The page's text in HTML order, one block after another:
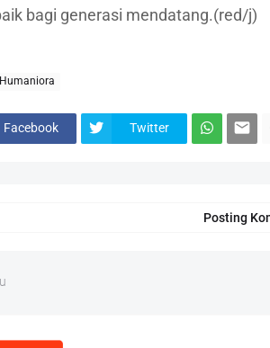
bagi generasi mendatang.(red/j)
Humaniora
Facebook Twitter
Posting